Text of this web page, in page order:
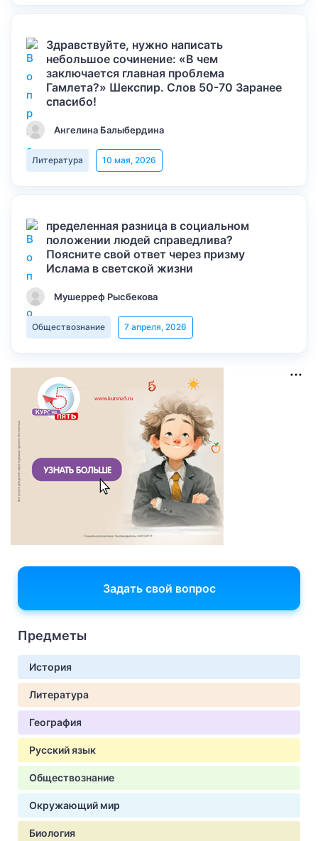
Здравствуйте, нужно написать
небольшое сочинение: «В чем
заключается главная проблема
Гамлета?» Шекспир. Слов 50-70 Заранее
спасибо!
Ангелина Балыбердина
Литература 10 мая, 2026
пределенная разница в социальном
положении людей справедлива?
Поясните свой ответ через призму
Ислама в светской жизни
Мушерреф Рысбекова
Обществознание 7 апреля, 2026
Задать свой вопрос
Предметы
История
Литература
География
Русский язык
Обществознание
Окружающий мир
Биология